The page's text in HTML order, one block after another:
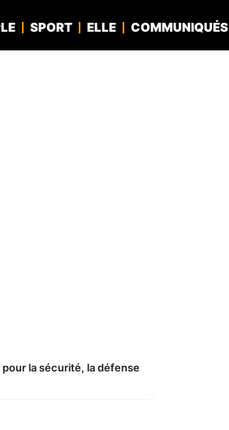
SPORT ELLE COMMUNIQUÉS
la sécurité, la défense